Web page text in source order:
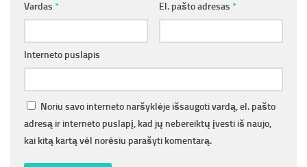
Vardas * El. pašto adresas *
Interneto puslapis
Noriu savo interneto naršyklėje išsaugoti vardą, el. pašto
adresą ir interneto puslapį, kad jų nebereiktų įvesti iš naujo,
kai kitą kartą vėl norėsiu parašyti komentarą.